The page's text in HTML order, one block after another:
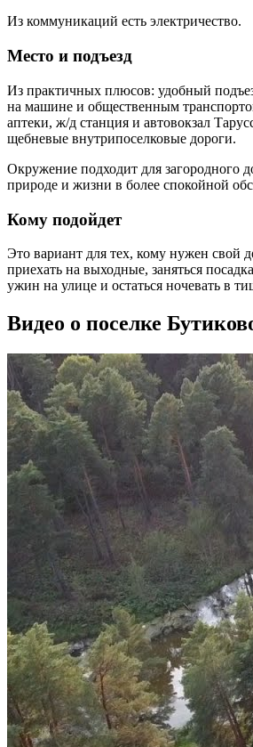
Из коммуникаций есть электричество.
Место и подъезд
Из практичных плюсов: удобный
на машине и общественным
аптеки, ж/д станция и автовокзал
щебневые внутрипоселковые дороги.
Окружение подходит для загородного
природе и жизни в более спокойной
Кому подойдет
Это вариант для тех, кому нужен свой
приехать на выходные, заняться
ужин на улице и остаться ночевать в
Видео о поселке